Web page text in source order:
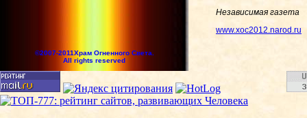
Независимая газета
www.xoc2012.narod.ru
©2007-2011Храм Огненного Света.
All rights reserved